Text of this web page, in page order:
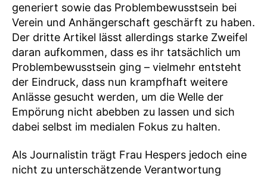
generiert sowie das Problembewusstsein bei
Verein und Anhängerschaft geschärft zu haben.
Der dritte Artikel lässt allerdings starke Zweifel
daran aufkommen, dass es ihr tatsächlich um
Problembewusstsein ging – vielmehr entsteht
der Eindruck, dass nun krampfhaft weitere
Anlässe gesucht werden, um die Welle der
Empörung nicht abebben zu lassen und sich
dabei selbst im medialen Fokus zu halten.
Als Journalistin trägt Frau Hespers jedoch eine
nicht zu unterschätzende Verantwortung